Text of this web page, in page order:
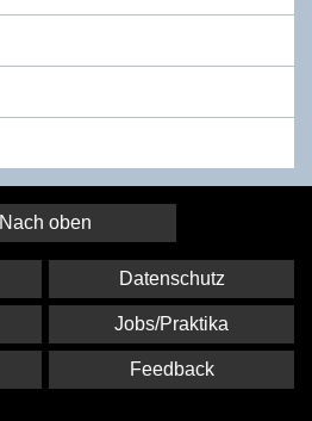
Nach oben
Datenschutz
Jobs/Praktika
Feedback